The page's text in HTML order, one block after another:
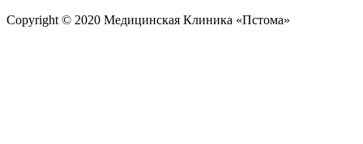
Copyright © 2020 Медицинская Клиника «Пстома»